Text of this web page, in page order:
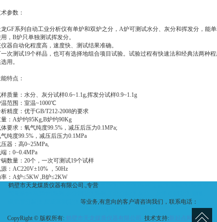
参数：
GF系列自动工业分析仪有单炉和双炉之分，A炉可测试水分、灰分和挥发分，能
，B炉只单独测试挥发分。
器自动化程度高，速度快、测试结果准确。
次测试19个样品，也可有选择地组合项目试验。试验过程有快速法和经典法两种程
用。
特点：
质量：水分、灰分试样0.6~1.1g,挥发分试样0.9~1.1g
范围：室温~1000℃
精度：优于GB/T212-2008的要求
：A炉约95Kg,B炉约90Kg
要求：氧气纯度99.5%，减压后压力0.1MPa;
纯度99.5%，减压后压力0.1MPa
器：高0~25MPa,
：0~0.4MPa
数量：20个，一次可测试19个试样
：AC220V±10% ，50Hz
：A炉≤5KW ,B炉≤2KW
鹤壁市天龙煤质仪器有限公司.,专营
等业务,有意向的客户请咨询我们，联系电话：
CopyRight © 版权所有: 鹤壁市天龙煤质仪器有限公司. 技术支持: 新起点网络科技